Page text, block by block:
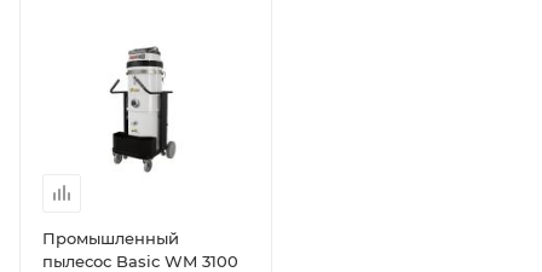
Промышленный
пылесос Basic WM 3100